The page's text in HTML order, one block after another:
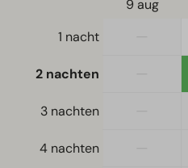
Vrijstaand
Eenpersoonsbed(den): 2
Slaapkamer(s) beneden: 3
9 aug
1 nacht
2 nachten
3 nachten
4 nachten